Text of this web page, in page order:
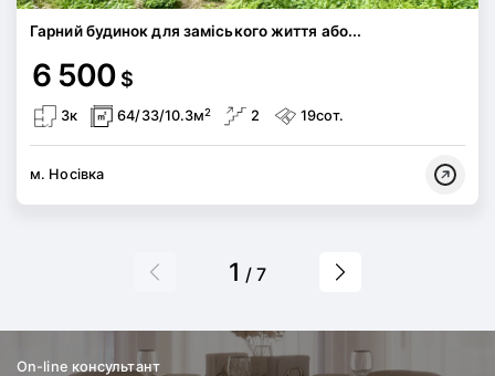
Гарний будинок для заміського життя або...
6 500 $
3к 64/33/10.3м2 2 19сот.
м. Носівка
1 / 7
On-line консультант